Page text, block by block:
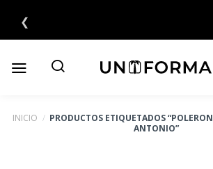
contenido
❮
INICIO / PRODUCTOS ETIQUETADOS
ANTONIO”